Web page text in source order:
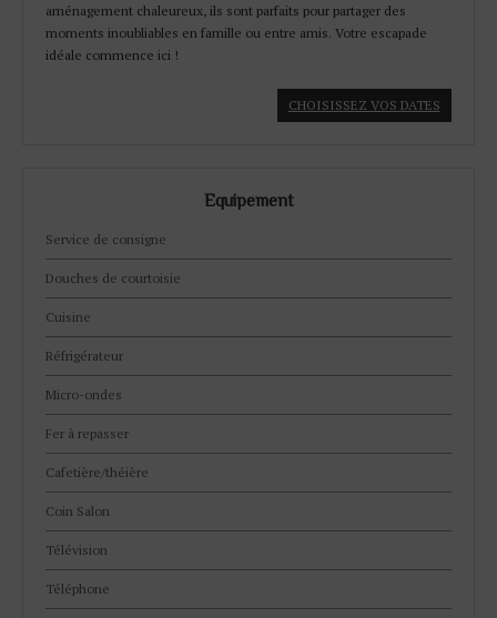
aménagement chaleureux, ils sont parfaits pour partager des
moments inoubliables en famille ou entre amis. Votre escapade
idéale commence ici !
CHOISISSEZ VOS DATES
Equipement
Service de consigne
Douches de courtoisie
Cuisine
Réfrigérateur
Micro-ondes
Fer à repasser
Cafetière/théière
Coin Salon
Télévision
Téléphone